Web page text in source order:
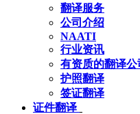
翻译服务
公司介绍
NAATI
行业资讯
有资质的翻译公
护照翻译
签证翻译
证件翻译